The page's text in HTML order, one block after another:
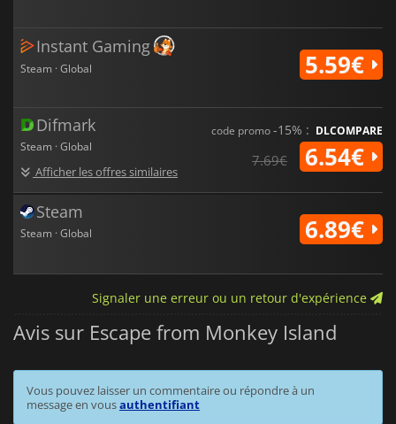
Instant Gaming
Steam · Global 5.59€
Difmark
Steam · Global
Afficher les offres similaires
code promo-15% : DLCOMPARE
7.69€ 6.54€
Steam
Steam · Global 6.89€
Signaler une erreur ou un retour d'expérience
Avis sur Escape from Monkey Island
Vous pouvez laisser un commentaire ou répondre à un
message en vousauthentifiant